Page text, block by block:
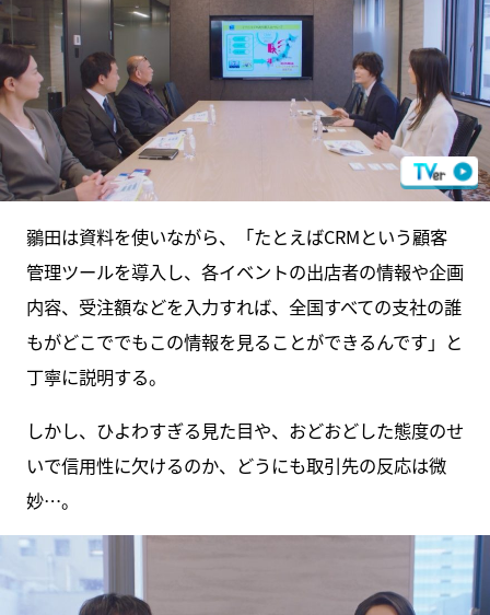
鶸田は資料を使いながら、「たとえばCRMという顧客
管理ツールを導入し、各イベントの出店者の情報や企画
内容、受注額などを入力すれば、全国すべての支社の誰
もがどこででもこの情報を見ることができるんです」と
丁寧に説明する。
しかし、ひよわすぎる見た目や、おどおどした態度のせ
いで信用性に欠けるのか、どうにも取引先の反応は微
妙…。